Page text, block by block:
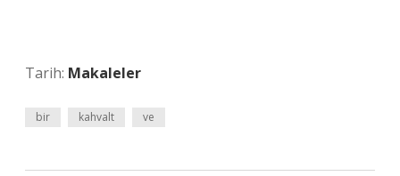
Tarih: Makaleler
bir kahvalt ve